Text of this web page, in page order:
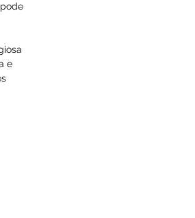
à difusão de
teses; por outro